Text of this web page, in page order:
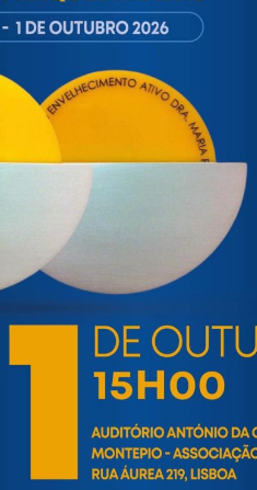
Instituição Particular de
sociais inerentes ao
e segurança das
mais inclusiva para todas as
envelhecimento.
/ INFORMAÇÕES / ATUALIDADE